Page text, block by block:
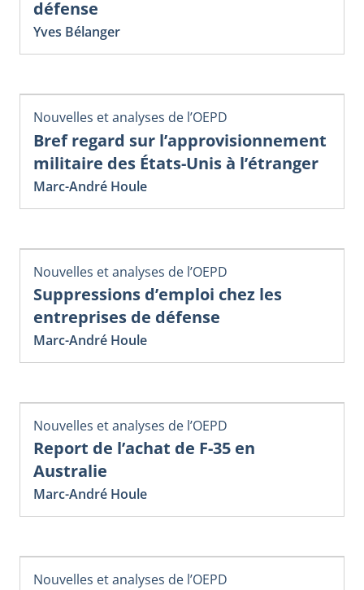
défense
Yves Bélanger
Nouvelles et analyses de l’OEPD
Bref regard sur l’approvisionnement
militaire des États-Unis à l’étranger
Marc-André Houle
Nouvelles et analyses de l’OEPD
Suppressions d’emploi chez les
entreprises de défense
Marc-André Houle
Nouvelles et analyses de l’OEPD
Report de l’achat de F-35 en
Australie
Marc-André Houle
Nouvelles et analyses de l’OEPD